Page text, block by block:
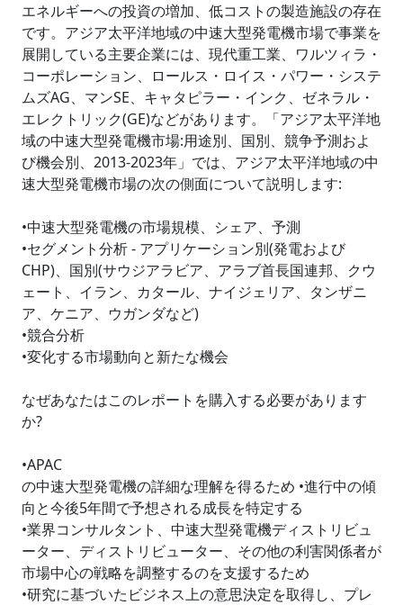
エネルギーへの投資の増加、低コストの製造施設の存在
です。アジア太平洋地域の中速大型発電機市場で事業を
展開している主要企業には、現代重工業、ワルツィラ・
コーポレーション、ロールス・ロイス・パワー・システ
ムズAG、マンSE、キャタピラー・インク、ゼネラル・
エレクトリック(GE)などがあります。「アジア太平洋地
域の中速大型発電機市場:用途別、国別、競争予測およ
び機会別、2013-2023年」では、アジア太平洋地域の中
速大型発電機市場の次の側面について説明します:
•中速大型発電機の市場規模、シェア、予測
•セグメント分析 - アプリケーション別(発電および
CHP)、国別(サウジアラビア、アラブ首長国連邦、クウ
ェート、イラン、カタール、ナイジェリア、タンザニ
ア、ケニア、ウガンダなど)
•競合分析
•変化する市場動向と新たな機会
なぜあなたはこのレポートを購入する必要があります
か?
•APAC
の中速大型発電機の詳細な理解を得るため •進行中の傾
向と今後5年間で予想される成長を特定する
•業界コンサルタント、中速大型発電機ディストリビュ
ーター、ディストリビューター、その他の利害関係者が
市場中心の戦略を調整するのを支援するため
•研究に基づいたビジネス上の意思決定を取得し、プレ